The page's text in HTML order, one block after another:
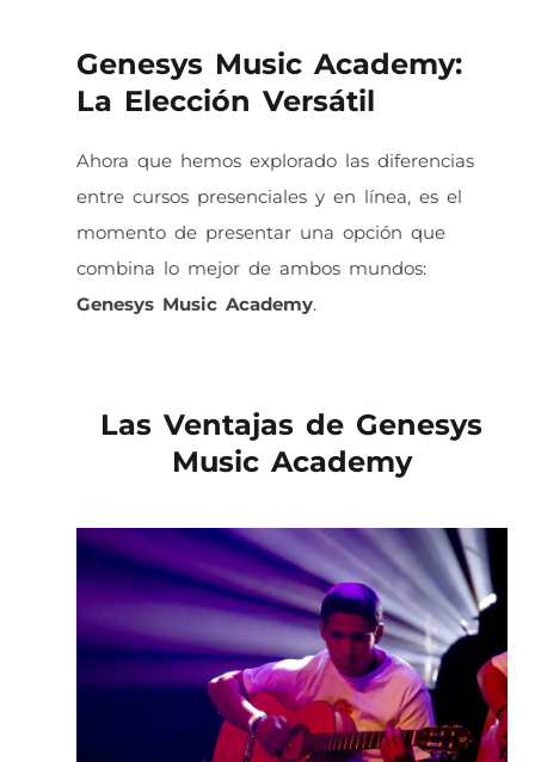
Genesys Music Academy:
La Elección Versátil
Ahora que hemos explorado las diferencias
entre cursos presenciales y en línea, es el
momento de presentar una opción que
combina lo mejor de ambos mundos:
Genesys Music Academy.
Las Ventajas de Genesys
Music Academy